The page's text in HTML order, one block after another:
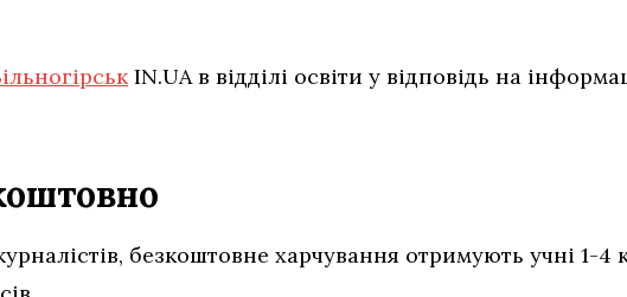
IN.UA в відділі освіти у відповідь на
безкоштовне харчування отримують учні 1-4